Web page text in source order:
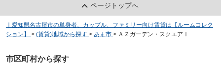
ページトップへ
｜愛知県名古屋市の単身者、カップル、ファミリー向け賃貸は【ルームコレク
ション】
> (賃貸)地域から探す > あま市 > ＡＺガーデン・スクエアⅠ
市区町村から探す